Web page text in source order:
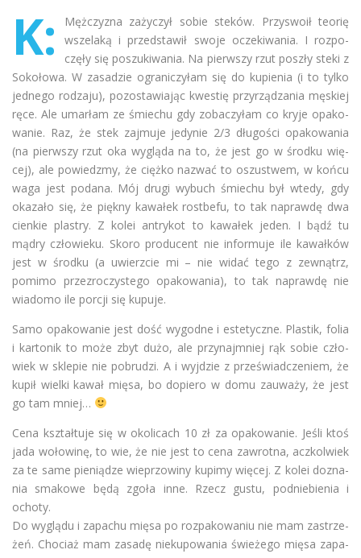
K:
Męż­czy­zna zaży­czył sobie ste­ków. Przy­swoił teo­rię
wsze­laką i przed­sta­wił swoje ocze­ki­wa­nia. I roz­po­
częły się poszu­ki­wa­nia. Na pierw­szy rzut poszły steki z
Soko­łowa. W zasa­dzie ogra­ni­czy­łam się do kupie­nia (i to tylko
jed­nego rodzaju), pozo­sta­wia­jąc kwe­stię przy­rzą­dza­nia męskiej
ręce. Ale umar­łam ze śmie­chu gdy zoba­czy­łam co kryje opa­ko­
wa­nie. Raz, że stek zaj­muje jedy­nie 2/3 dłu­go­ści opa­ko­wa­nia
(na pierw­szy rzut oka wygląda na to, że jest go w środku wię­
cej), ale powiedzmy, że ciężko nazwać to oszu­stwem, w końcu
waga jest podana. Mój drugi wybuch śmie­chu był wtedy, gdy
oka­zało się, że piękny kawa­łek rost­befu, to tak naprawdę dwa
cien­kie pla­stry. Z kolei antry­kot to kawa­łek jeden. I bądź tu
mądry czło­wieku. Skoro pro­du­cent nie infor­muje ile kawał­ków
jest w środku (a uwierz­cie mi – nie widać tego z zewnątrz,
pomimo prze­zro­czy­stego opa­ko­wa­nia), to tak naprawdę nie
wia­domo ile por­cji się kupuje.
Samo opa­ko­wa­nie jest dość wygodne i este­tyczne. Pla­stik, folia
i kar­to­nik to może zbyt dużo, ale przy­naj­mniej rąk sobie czło­
wiek w skle­pie nie pobru­dzi. A i wyj­dzie z prze­świad­cze­niem, że
kupił wielki kawał mięsa, bo dopiero w domu zauważy, że jest
go tam mniej…
Cena kształ­tuje się w oko­li­cach 10 zł za opa­ko­wa­nie. Jeśli ktoś
jada woło­winę, to wie, że nie jest to cena zawrotna, acz­kol­wiek
za te same pie­nią­dze wie­przo­winy kupimy wię­cej. Z kolei dozna­
nia sma­kowe będą zgoła inne. Rzecz gustu, pod­nie­bie­nia i
ochoty.
Do wyglądu i zapa­chu mięsa po roz­pa­ko­wa­niu nie mam zastrze­
żeń. Cho­ciaż mam zasadę nie­ku­po­wa­nia świe­żego mięsa zapa­